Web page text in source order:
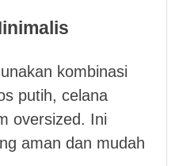
kombinasi
putih, celana
oversized. Ini
aman dan mudah